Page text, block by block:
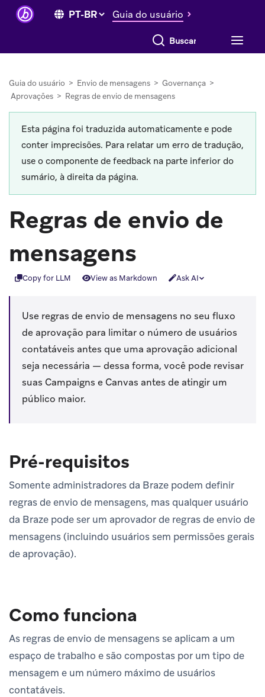
Guia do usuário
Buscar tudo
Guia do usuário > Envio de mensagens > Governança >
Aprovações > Regras de envio de mensagens
Esta página foi traduzida automaticamente e pode
conter imprecisões. Para relatar um erro de tradução,
use o componente de feedback na parte inferior do
sumário, à direita da página.
Regras de envio de
mensagens
Copy for LLM View as Markdown Ask AI
Use regras de envio de mensagens no seu fluxo
de aprovação para limitar o número de usuários
contatáveis antes que uma aprovação adicional
seja necessária — dessa forma, você pode revisar
suas Campaigns e Canvas antes de atingir um
público maior.
Pré-requisitos
Somente administradores da Braze podem definir
regras de envio de mensagens, mas qualquer usuário
da Braze pode ser um aprovador de regras de envio de
mensagens (incluindo usuários sem permissões gerais
de aprovação).
Como funciona
As regras de envio de mensagens se aplicam a um
espaço de trabalho e são compostas por um tipo de
mensagem e um número máximo de usuários
contatáveis.